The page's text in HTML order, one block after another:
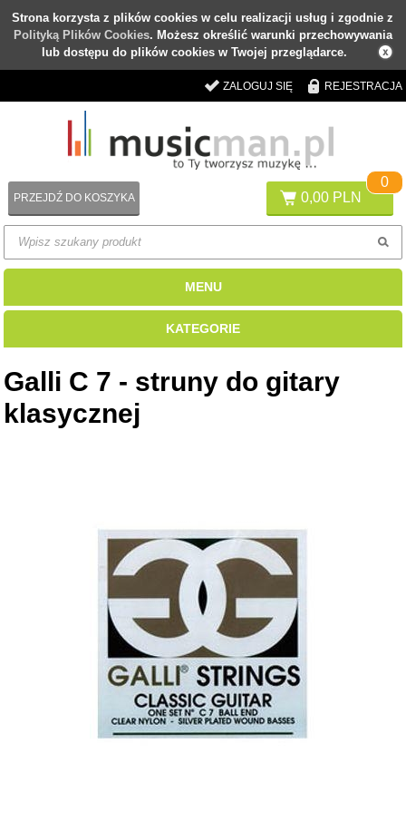
Strona korzysta z plików cookies w celu realizacji usług i zgodnie z
Polityką Plików Cookies. Możesz określić warunki przechowywania
lub dostępu do plików cookies w Twojej przeglądarce.
ZALOGUJ SIĘ REJESTRACJA
0,00 PLN
0
PRZEJDŹ DO KOSZYKA
MENU
KATEGORIE
Galli C 7 - struny do gitary
klasycznej